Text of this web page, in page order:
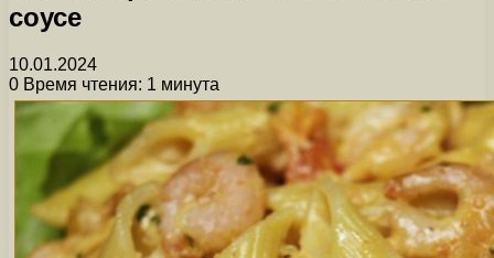
соусе
10.01.2024
0 Время чтения: 1 минута